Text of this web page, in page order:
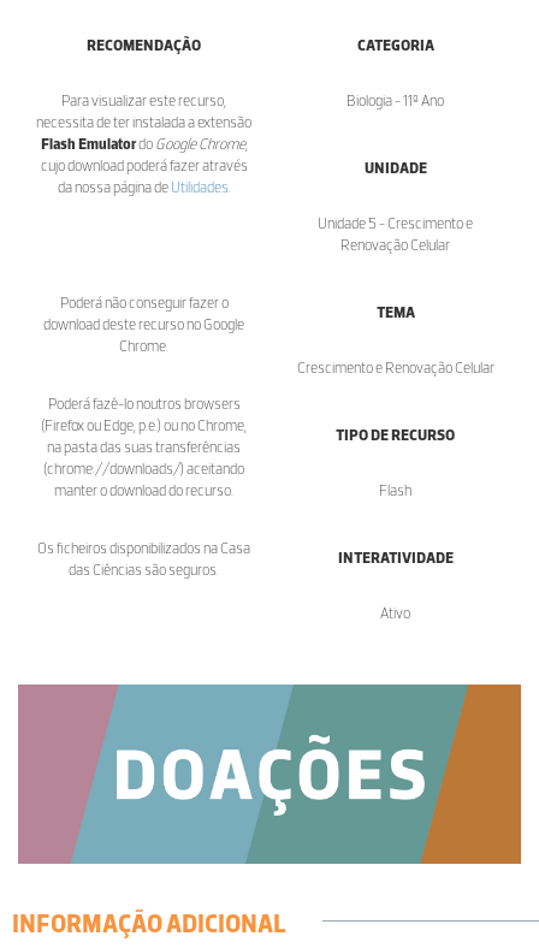
RECOMENDAÇÃO
Para visualizar este recurso,
necessita de ter instalada a extensão
Flash Emulatordo Google Chrome,
cujo download poderá fazer através
da nossa página de Utilidades
Poderá não conseguir fazer o
download deste recurso no Google
Chrome.
Poderá fazê-lo noutros browsers
(Firefox ou Edge, p.e.) ou no Chrome,
na pasta das suas transferências
(chrome://downloads/) aceitando
manter o download do recurso.
Os ficheiros disponibilizados na Casa
das Ciências são seguros.
CATEGORIA
Biologia - 11º Ano
UNIDADE
Unidade 5 - Crescimento e
Renovação Celular
TEMA
Crescimento e Renovação Celular
TIPO DE RECURSO
Flash
INTERATIVIDADE
Ativo
INFORMAÇÃO ADICIONAL